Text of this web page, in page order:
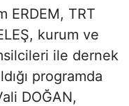
ERDEM, TRT
kurum ve
ile dernek
programda
DOĞAN,